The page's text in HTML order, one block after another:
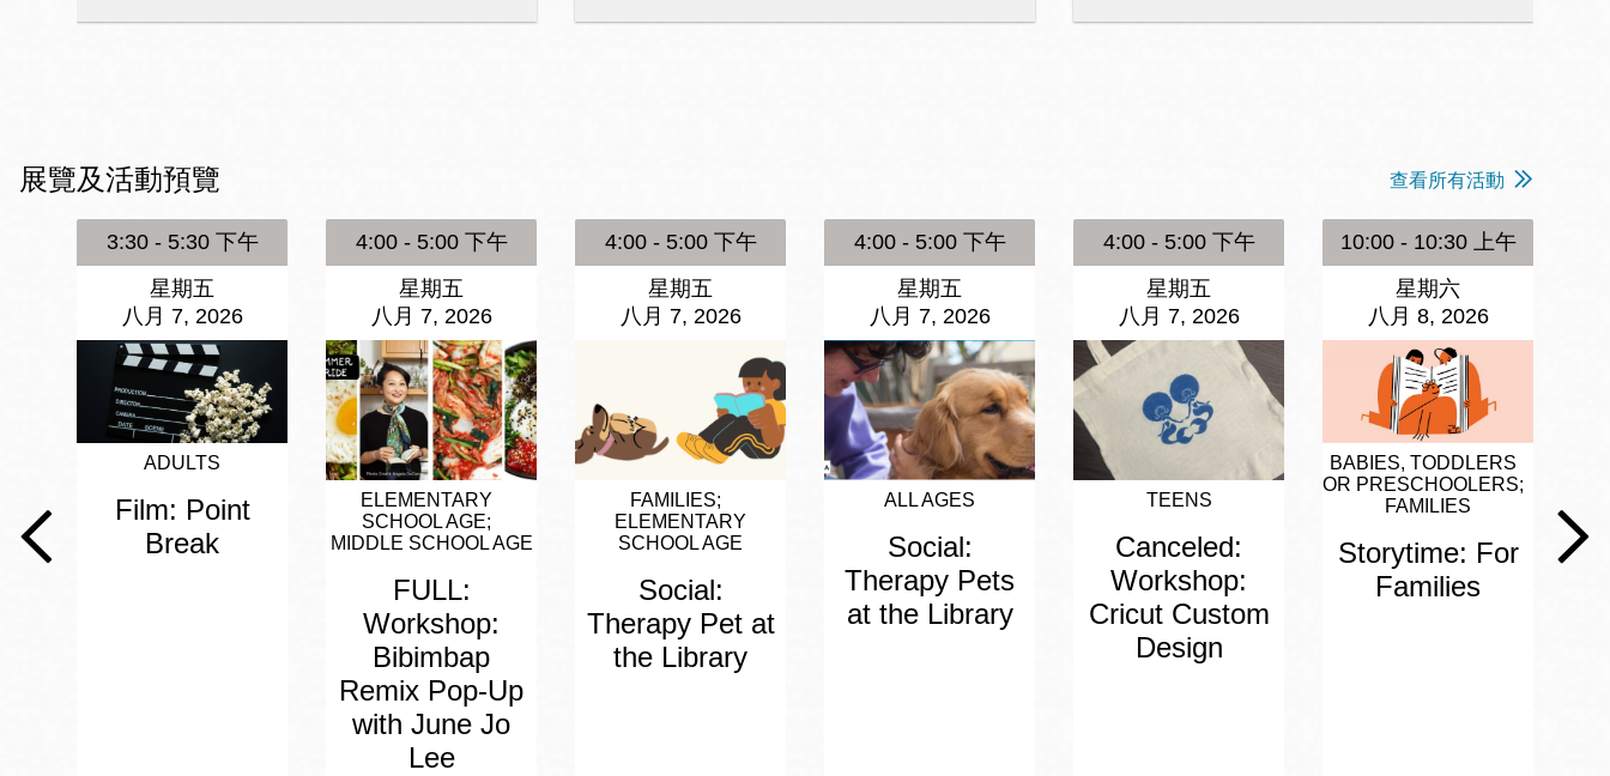
Chinatown 華埠/
麥禮謙圖書分館
Eureka Valley 尤
里卡谷/Harvey
Milk 紀念圖書分
Excelsior圖書分
Mission Bay 米
慎灣區圖書分館
Noe Valley
/Sally Brunn 諾
谷區圖書分館
North Beach北
岸區圖書分館
Park 圖書分館
圖書分館
Potrero 寳翠麗
Presidio 普西迪
奧圖書分館
West Portal 圖
Western
Addition 西增區
圖書分館
虛擬圖書館
流動圖書館/ 流
動外展服務
展覽及活動預覽 查看所有活動
3:30 - 5:30 下午
星期五
八月 7, 2026
ADULTS
Film: Point
Break
4:00 - 5:00 下午
星期五
八月 7, 2026
ELEMENTARY
SCHOOL AGE
MIDDLE SCHOOL AGE
FULL:
Workshop:
Bibimbap
Remix Pop-Up
with June Jo
Lee
4:00 - 5:00 下午
星期五
八月 7, 2026
FAMILIES
ELEMENTARY
SCHOOL AGE
Social:
Therapy Pet at
the Library
4:00 - 5:00 下午
星期五
八月 7, 2026
ALL AGES
Social:
Therapy Pets
at the Library
4:00 - 5:00 下午
星期五
八月 7, 2026
TEENS
Canceled:
Workshop:
Cricut Custom
Design
10:00 - 10:30 上午
星期六
八月 8, 2026
BABIES, TODDLERS
OR PRESCHOOLERS
FAMILIES
Storytime: For
Families